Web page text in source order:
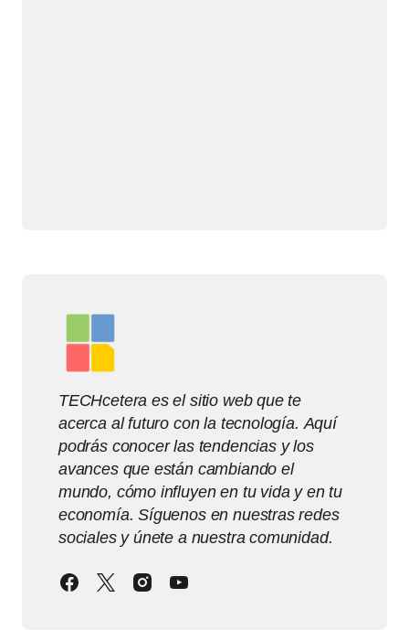
TECHcetera es el sitio web que te
acerca al futuro con la tecnología. Aquí
podrás conocer las tendencias y los
avances que están cambiando el
mundo, cómo influyen en tu vida y en tu
economía. Síguenos en nuestras redes
sociales y únete a nuestra comunidad.